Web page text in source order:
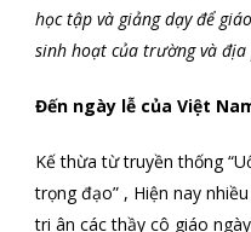
học tập và giảng dạy để
sinh hoạt của trường và địa
Đến ngày lễ của Việt
Kế thừa từ truyền thống
trọng đạo” , Hiện nay
tri ân các thầy cô giáo